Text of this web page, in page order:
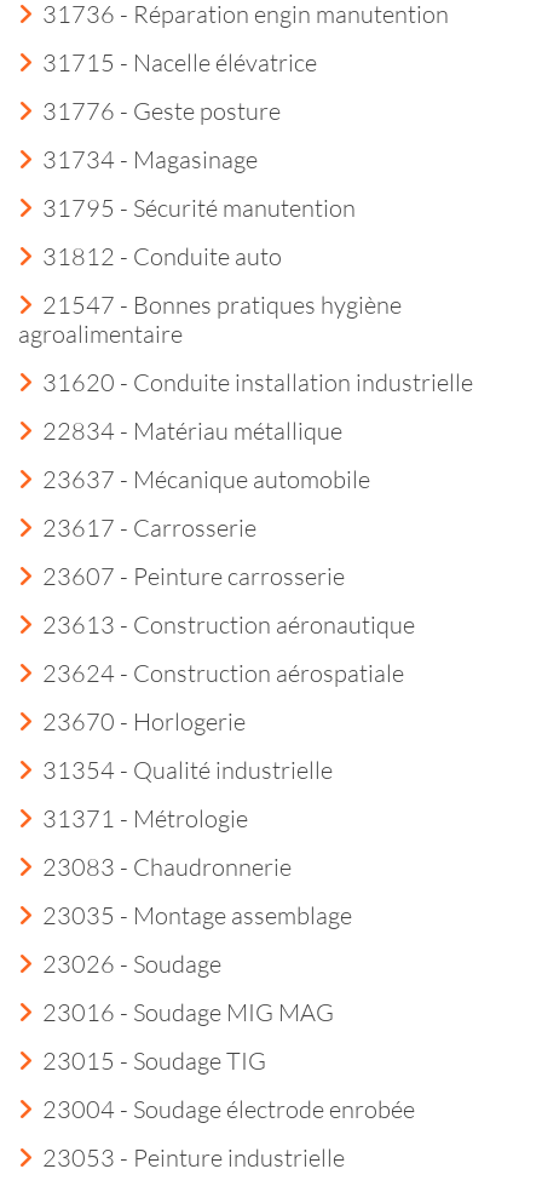
31736 - Réparation engin manutention
31715 - Nacelle élévatrice
31776 - Geste posture
31734 - Magasinage
31795 - Sécurité manutention
31812 - Conduite auto
21547 - Bonnes pratiques hygiène
agroalimentaire
31620 - Conduite installation industrielle
22834 - Matériau métallique
23637 - Mécanique automobile
23617 - Carrosserie
23607 - Peinture carrosserie
23613 - Construction aéronautique
23624 - Construction aérospatiale
23670 - Horlogerie
31354 - Qualité industrielle
31371 - Métrologie
23083 - Chaudronnerie
23035 - Montage assemblage
23026 - Soudage
23016 - Soudage MIG MAG
23015 - Soudage TIG
23004 - Soudage électrode enrobée
23053 - Peinture industrielle